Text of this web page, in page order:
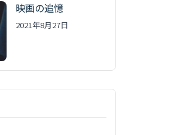
映画の追憶
2021年8月27日